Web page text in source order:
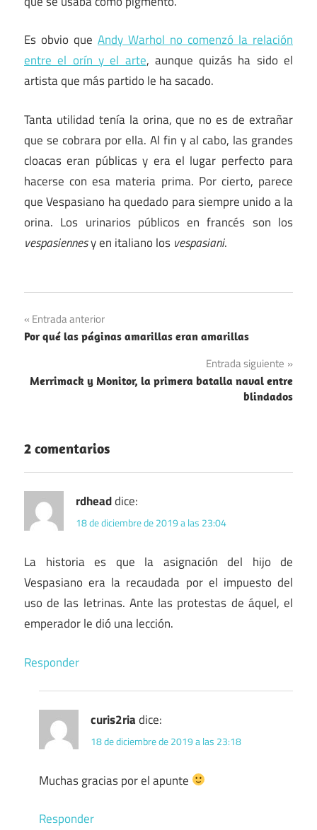
Es obvio que Andy Warhol no comenzó la relación
entre el orín y el arte, aunque quizás ha sido el
artista que más partido le ha sacado.
Tanta utilidad tenía la orina, que no es de extrañar
que se cobrara por ella. Al fin y al cabo, las grandes
cloacas eran públicas y era el lugar perfecto para
hacerse con esa materia prima. Por cierto, parece
que Vespasiano ha quedado para siempre unido a la
orina. Los urinarios públicos en francés son los
vespasiennesy en italiano los vespasiani.
Empresas
Romano
Navegación
de
entradas
Entrada anterior
Por qué las páginas amarillas eran amarillas
Entrada siguiente
Merrimack y Monitor, la primera batalla naval entre
blindados
2 comentarios
rdheaddice:
18 de diciembre de 2019 a las 23:04
La historia es que la asignación del hijo de
Vespasiano era la recaudada por el impuesto del
uso de las letrinas. Ante las protestas de áquel, el
emperador le dió una lección.
Responder
curis2ria dice:
18 de diciembre de 2019 a las 23:18
Muchas gracias por el apunte
Responder